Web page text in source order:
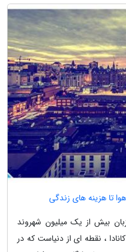
تا هزینه های زندگی
بیش از یک میلیون شهروند
، نقطه ای از دنیاست که در